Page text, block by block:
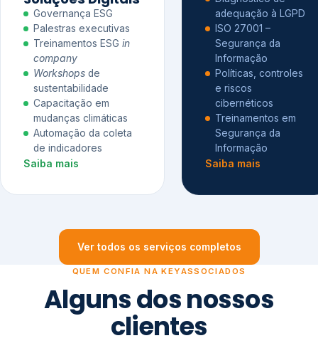
Governança ESG
Palestras executivas
Treinamentos ESG in
company
Workshops de
sustentabilidade
Capacitação em
mudanças climáticas
Automação da coleta
de indicadores
Saiba mais
adequação à LGPD
ISO 27001 –
Segurança da
Informação
Políticas, controles
e riscos
cibernéticos
Treinamentos em
Segurança da
Informação
Saiba mais
Ver todos os serviços completos
QUEM CONFIA NA KEYASSOCIADOS
Alguns dos nossos
clientes